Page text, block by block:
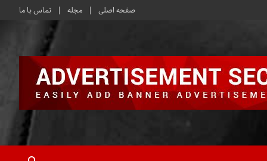
صفحه اصلی مجله تماس با ما